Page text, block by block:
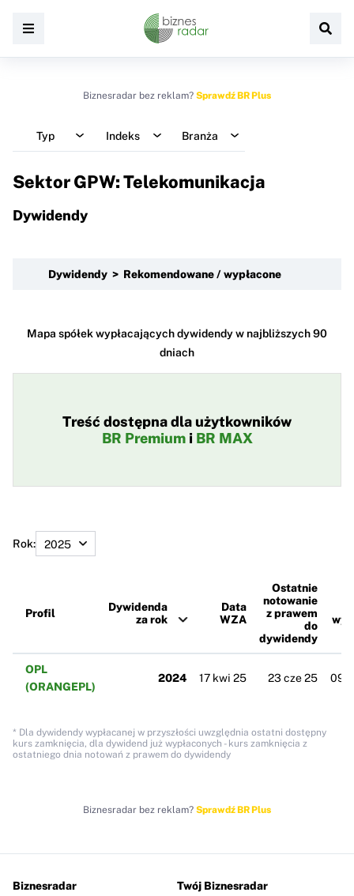
Biznesradar bez reklam? Sprawdź BR Plus
Typ Indeks Branża
Sektor GPW: Telekomunikacja
Dywidendy
Dywidendy > Rekomendowane / wypłacone
Mapa spółek wypłacających dywidendy w najbliższych 90
dniach
Treść dostępna dla użytkowników
BR Premiumi BR MAX
Rok:
Profil
Dywidenda
za rok
Data
WZA
Ostatnie
notowanie
z prawem
do
dywidendy
OPL
(ORANGEPL)
2024 17 kwi 25 23 cze 25 09
* Dla dywidendy wypłacanej w przyszłości uwzględnia ostatni dostępny
kurs zamknięcia, dla dywidend już wypłaconych - kurs zamknięcia z
ostatniego dnia notowań z prawem do dywidendy
Biznesradar bez reklam? Sprawdź BR Plus
Biznesradar Twój Biznesradar